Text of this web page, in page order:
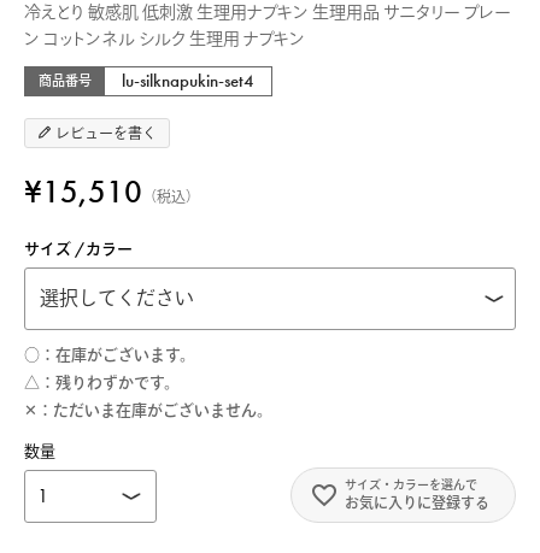
冷えとり 敏感肌 低刺激 生理用ナプキン 生理用品 サニタリー プレー
ン コットンネル シルク 生理用 ナプキン
商品番号 lu-silknapukin-set4
レビューを書く
¥15,510 税込
サイズ カラー
○
在庫がございます。
△
残りわずかです。
✕
ただいま在庫がございません。
お気に入りに登録する